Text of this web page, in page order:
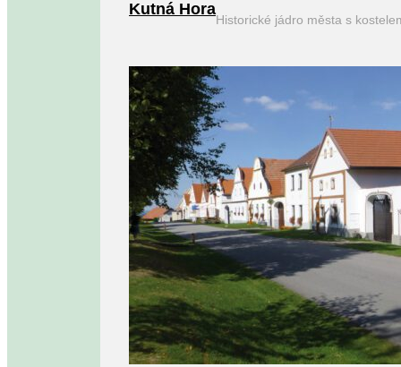
Kutná Hora
Historické jádro města s